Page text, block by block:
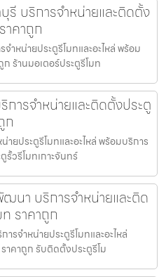
รี บริการจำหน่ายและติดตั้ง
าคาถูก
ำหน่ายประตูรีโมทและอะไหล่ พร้อม
ร้านมอเตอร์ประตูรีโมท
การจำหน่ายและติดตั้งประตู
ก
ายประตูรีโมทและอะไหล่ พร้อมบริการ
วรีโมทเกาะจันทร์
นา บริการจำหน่ายและติด
ราคาถูก
จำหน่ายประตูรีโมทและอะไหล่
คาถูก รับติดตั้งประตูรีโม